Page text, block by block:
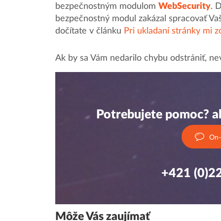
bezpečnostným modulom WebSecurity.
bezpečnostný modul zakázal spracovať
dočítate v článku Pri ukladaní stránky mi
Ak by sa Vám nedarilo chybu odstrániť,
Potrebujete pomoc?
+421
Môže Vás zaujímať